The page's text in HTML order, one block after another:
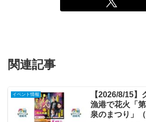
関連記事
イベント情報
【2026/8/15
漁港で花火「
泉のまつり」（